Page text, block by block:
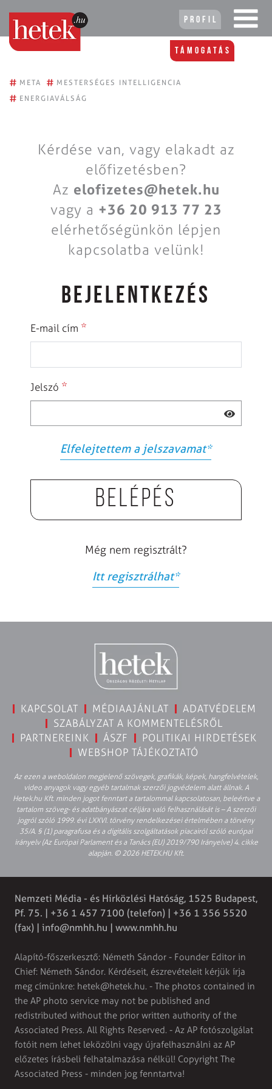
Profil
Támogatás
# META # MESTERSÉGES INTELLIGENCIA
# ENERGIAVÁLSÁG
Kérdése van, vagy elakadt az
előfizetésben?
Az elofizetes@hetek.hu
vagy a +36 20 913 77 23
elérhetőségünkön lépjen
kapcsolatba velünk!
BEJELENTKEZÉS
E-mail cím *
Jelszó *
Elfelejtettem a jelszavamat*
Belépés
Még nem regisztrált?
Itt regisztrálhat*
KAPCSOLAT MÉDIAAJÁNLAT
ADATVÉDELEM
SZABÁLYZAT A KOMMENTELÉSRŐL
PARTNEREINK
ÁSZF
POLITIKAI HIRDETÉSEK
WEBSHOP TÁJÉKOZTATÓ
Az ezen a weboldalon megjelenő szövegek, grafikák, képek, hangfelvételek,
video anyagok vagy egyéb tartalmak szerzői jogvédelem alatt állnak. A
Hetek.hu Kft. minden jogot fenntart a tartalommal kapcsolatosan, beleértve a
tartalom szöveg- és adatbányászat céljára való felhasználását is – A szerzői
jogról szóló 1999. évi LXXVI. törvény rendelkezései értelmében a törvény
35/A. § (1) paragrafusa és a digitális szolgáltatások piacairól szóló európai
irányelv (Az Európai Parlament és a Tanács (EU) 2019/790 Irányelve) 4. cikke
alapján. © 2026 HETEK.HU Kft.
Nemzeti Média - és Hírközlési Hatóság, 1525 Budapest,
Pf. 75. | +36 1 457 7100 (telefon) | +36 1 356 5520
(fax) | info@nmhh.hu | www.nmhh.hu
Alapító-főszerkesztő: Németh Sándor - Founder Editor in
Chief: Németh Sándor. Kérdéseit, észrevételeit kérjük írja
meg címünkre: hetek@hetek.hu. - The photos contained in
the AP photo service may not be published and
redistributed without the prior written authority of the
Associated Press. All Rights Reserved. - Az AP fotószolgálat
fotóit nem lehet leközölni vagy újrafelhasználni az AP
előzetes írásbeli felhatalmazása nélkül! Copyright The
Associated Press - minden jog fenntartva!